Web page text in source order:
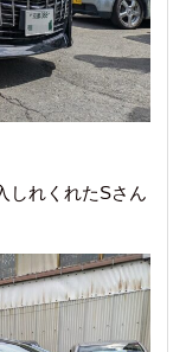
しれくれたSさん